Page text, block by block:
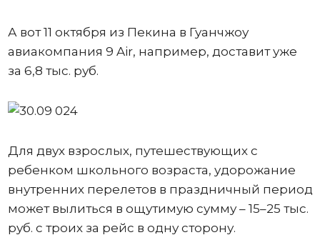
А вот 11 октября из Пекина в Гуанчжоу
авиакомпания 9 Air, например, доставит уже
за 6,8 тыс. руб.
Для двух взрослых, путешествующих с
ребенком школьного возраста, удорожание
внутренних перелетов в праздничный период
может вылиться в ощутимую сумму – 15–25 тыс.
руб. с троих за рейс в одну сторону.